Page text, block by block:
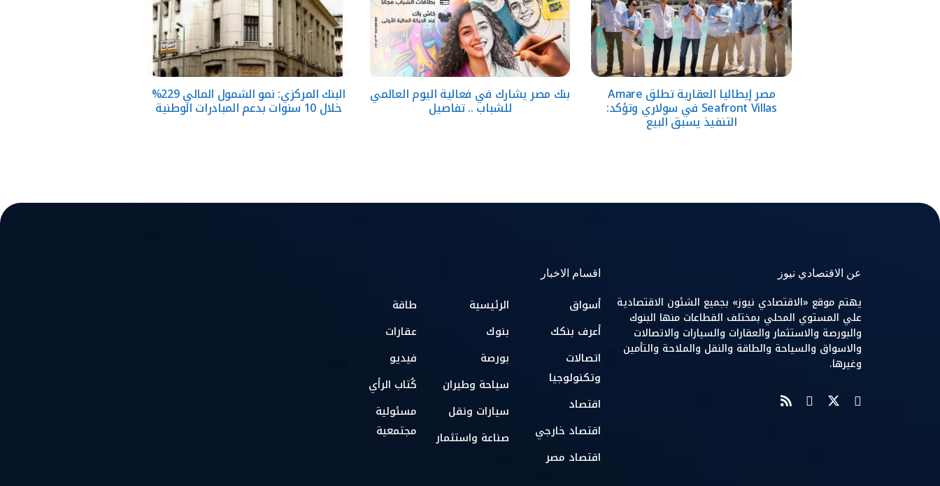
مصر إيطاليا العقارية تطلق Amare
Seafront Villas في سولاري وتؤكد:
التنفيذ يسبق البيع
بنك مصر يشارك في فعالية اليوم العالمي
للشباب .. تفاصيل
البنك المركزي: نمو الشمول المالي 229%
خلال 10 سنوات بدعم المبادرات الوطنية
عن الاقتصادي نيوز
يهتم موقع «الاقتصادي نيوز» بجميع الشئون الاقتصادية
علي المستوي المحلي بمختلف القطاعات منها البنوك
والبورصة والاستثمار والعقارات والسيارات والاتصالات
والاسواق والسياحة والطاقة والنقل والملاحة والتأمين
وغيرها.
اقسام الاخبار
أسواق
أعرف بنكك
اتصالات
وتكنولوجيا
اقتصاد
اقتصاد خارجي
اقتصاد مصر
الرئيسية
بنوك
بورصة
سياحة وطيران
سيارات ونقل
صناعة واستثمار
طاقة
عقارات
فيديو
كُتاب الرأي
مسئولية
مجتمعية